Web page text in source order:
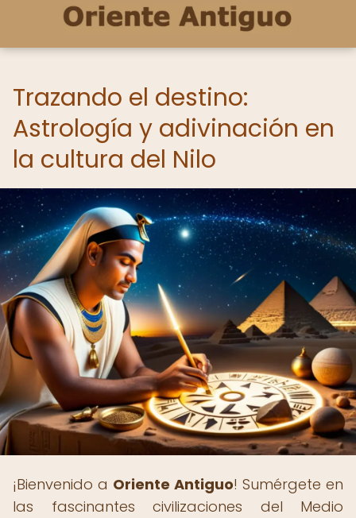
Trazando el destino:
Astrología y adivinación en
la cultura del Nilo
¡Bienvenido a Oriente Antiguo! Sumérgete en
las fascinantes civilizaciones del Medio